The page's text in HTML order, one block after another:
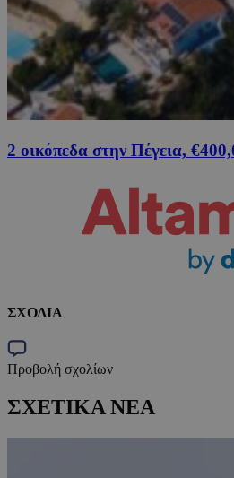
2 οικόπεδα στην Πέγεια,
ΣΧΟΛΙΑ
Προβολή σχολίων
ΣΧΕΤΙΚΑ ΝΕΑ